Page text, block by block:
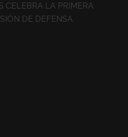
CELEBRA LA PRIMERA
DE DEFENSA